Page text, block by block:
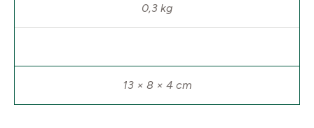
0,3 kg
13 × 8 × 4 cm